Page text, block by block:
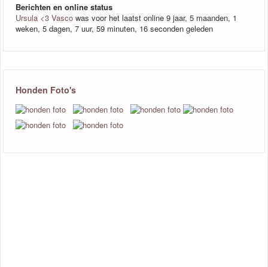
Berichten en online status
Ursula <3 Vasco was voor het laatst online 9 jaar, 5 maanden, 1
weken, 5 dagen, 7 uur, 59 minuten, 16 seconden geleden
Honden Foto's